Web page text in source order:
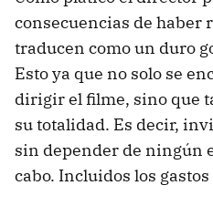
consecuencias de haber
traducen como un duro
Esto ya que no solo se
dirigir el filme, sino que
su totalidad. Es decir,
sin depender de ningún
cabo. Incluidos los gastos